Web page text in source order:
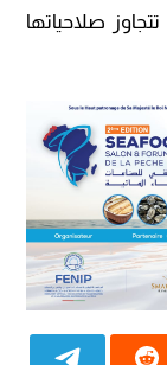
صلاحياتها